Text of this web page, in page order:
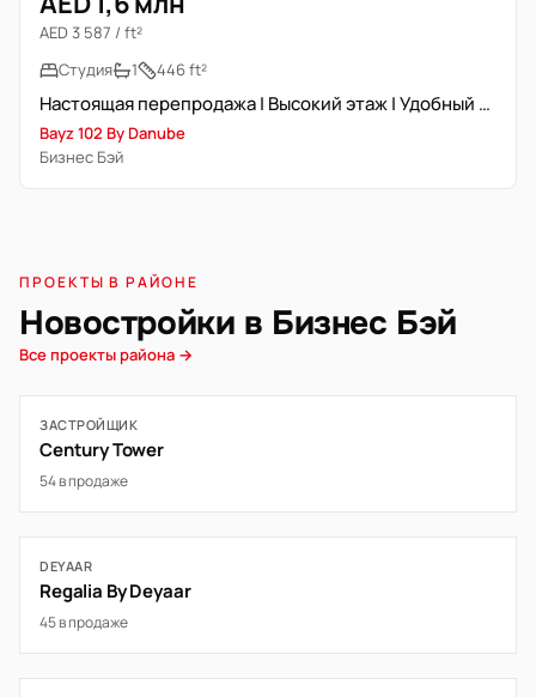
AED 3 587 / ft²
Студия
1 446 ft²
Настоящая перепродажа | Высокий этаж | Удобный доступ
Bayz 102 By Danube
Бизнес Бэй
ПРОЕКТЫ В РАЙОНЕ
Новостройки в Бизнес Бэй
Все проекты района →
ЗАСТРОЙЩИК
Century Tower
54 в продаже
DEYAAR
Regalia By Deyaar
45 в продаже